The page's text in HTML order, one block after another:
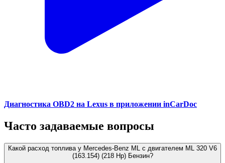
Диагностика OBD2 на Lexus в приложении inCarDoc
Часто задаваемые вопросы
Какой расход топлива у Mercedes-Benz ML с двигателем ML 320 V6
(163.154) (218 Hp) Бензин?